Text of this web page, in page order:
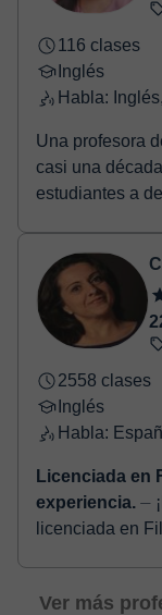
116 clases
Inglés
Habla:
Una profesora
casi una
estudiantes a
2558 clases
Inglés
Habla:
Licenciada en
experiencia. ⏤ ¡Hola a todos! Me llamo Carmen y soy
licenciada en
Ver más